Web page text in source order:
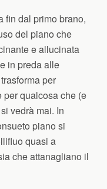
fin dal primo brano,
del piano che
e allucinata
in preda alle
per
per qualcosa che (e
vedrà mai. In
piano si
quasi a
che attanagliano il